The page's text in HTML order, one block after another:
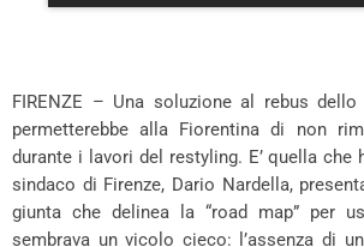
FIRENZE – Una soluzione al rebus
permetterebbe alla Fiorentina di non
durante i lavori del restyling. E’ quella che
sindaco di Firenze, Dario Nardella,
giunta che delinea la “road map” per
sembrava un vicolo cieco: l’assenza di